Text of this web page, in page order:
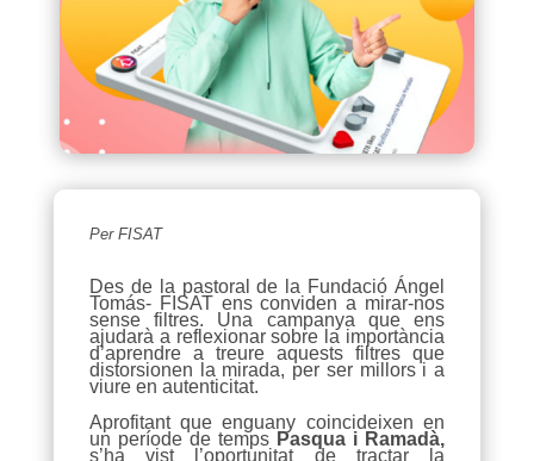
Per FISAT
Des de la pastoral de la Fundació Ángel
Tomás- FISAT ens conviden a mirar-nos
sense filtres. Una campanya que ens
ajudarà a reflexionar sobre la importància
d’aprendre a treure aquests filtres que
distorsionen la mirada, per ser millors i a
viure en autenticitat.
Aprofitant que enguany coincideixen en
un període de temps Pasqua i Ramadà,
s’ha vist l’oportunitat de tractar la